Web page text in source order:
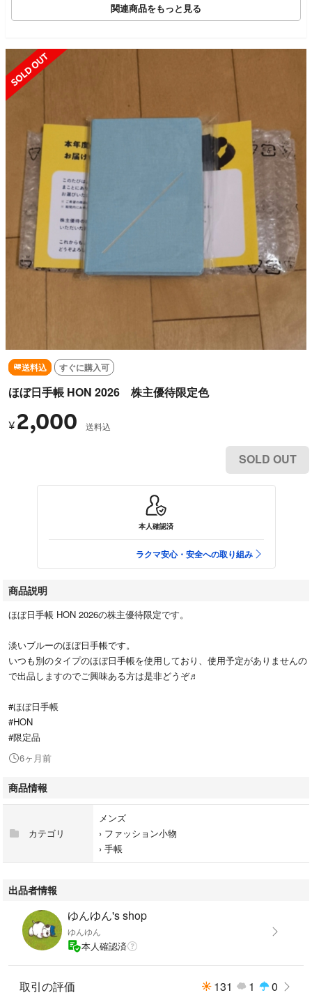
関連商品をもっと見る
送料込 すぐに購入可
ほぼ日手帳 HON 2026 株主優待限定色
¥ 2,000 送料込
SOLD OUT
本人確認済
ラクマ安心・安全への取り組み
商品説明
ほぼ日手帳 HON 2026の株主優待限定です。
淡いブルーのほぼ日手帳です。
いつも別のタイプのほぼ日手帳を使用しており、使用予定がありませんの
で出品しますのでご興味ある方は是非どうぞ♬
#ほぼ日手帳
#HON
#限定品
6ヶ月前
商品情報
カテゴリ
メンズ
› ファッション小物
› 手帳
出品者情報
ゆんゆん's shop
ゆんゆん
本人確認済
取引の評価 131 1 0